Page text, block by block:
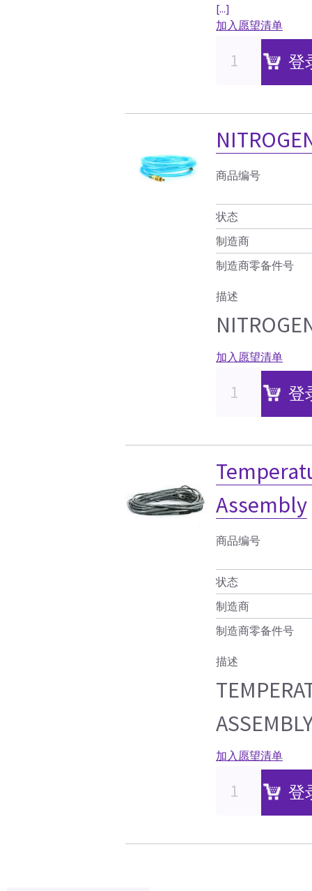
[...]
加入愿望清单
登
商品编号
状态
制造商
制造商零备件号
描述
加入愿望清单
登
Assembly
商品编号
状态
制造商
制造商零备件号
描述
加入愿望清单
登